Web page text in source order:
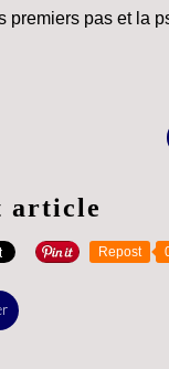
premiers pas et la
article
Repost